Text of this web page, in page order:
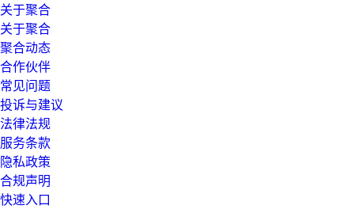
关于聚合
关于聚合
聚合动态
合作伙伴
常见问题
投诉与建议
法律法规
服务条款
隐私政策
合规声明
快速入口